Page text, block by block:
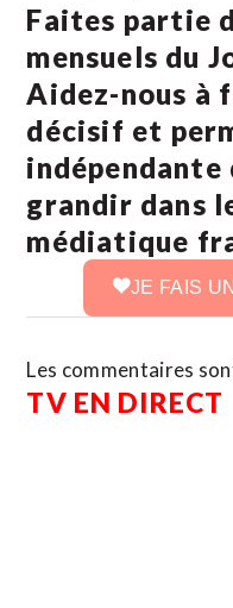
Faites partie
mensuels du
Aidez-nous à
décisif et
indépendante
grandir dans
médiatique
JE FAIS
Les commentaires
TV EN DIRECT